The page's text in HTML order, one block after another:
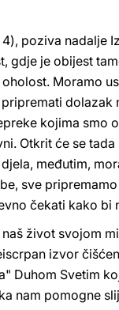
poziva nadalje
gdje je obijest
Moramo
kojima smo
Otkrit će se
međutim,
sve
čekati kako bi
život svojom
izvor
Duhom Svetim
nam pomogne